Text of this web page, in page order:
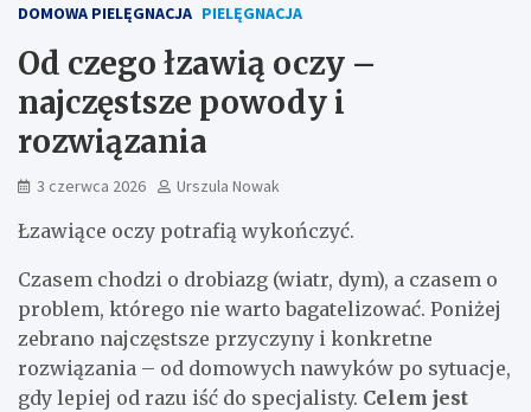
DOMOWA PIELĘGNACJA PIELĘGNACJA
Od czego łzawią oczy –
najczęstsze powody i
rozwiązania
3 czerwca 2026 Urszula Nowak
Łzawiące oczy potrafią wykończyć.
Czasem chodzi o drobiazg (wiatr, dym), a czasem o
problem, którego nie warto bagatelizować. Poniżej
zebrano najczęstsze przyczyny i konkretne
rozwiązania – od domowych nawyków po sytuacje,
gdy lepiej od razu iść do specjalisty. Celem jest